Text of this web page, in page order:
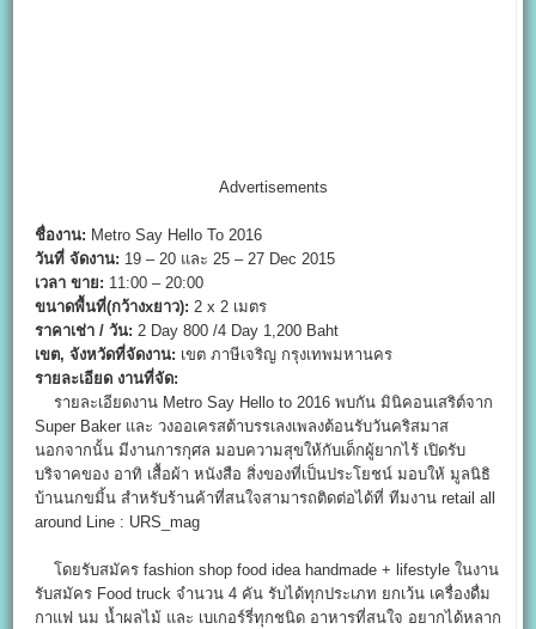
Advertisements
ชื่องาน: Metro Say Hello To 2016
วันที่ จัดงาน: 19 – 20 และ 25 – 27 Dec 2015
เวลา ขาย: 11:00 – 20:00
ขนาดพื้นที่(กว้างxยาว): 2 x 2 เมตร
ราคาเช่า / วัน: 2 Day 800 /4 Day 1,200 Baht
เขต, จังหวัดที่จัดงาน: เขต ภาษีเจริญ กรุงเทพมหานคร
รายละเอียด งานที่จัด:
รายละเอียดงาน Metro Say Hello to 2016 พบกัน มินิคอนเสริต์จาก
Super Baker และ วงออเครสต้าบรรเลงเพลงต้อนรับวันคริสมาส
นอกจากนั้น มีงานการกุศล มอบความสุขให้กับเด็กผู้ยากไร้ เปิดรับ
บริจาคของ อาทิ เสื้อผ้า หนังสือ สิ่งของที่เป็นประโยชน์ มอบให้ มูลนิธิ
บ้านนกขมิ้น สำหรับร้านค้าที่สนใจสามารถติดต่อได้ที่ ทีมงาน retail all
around Line : URS_mag
โดยรับสมัคร fashion shop food idea handmade + lifestyle ในงาน
รับสมัคร Food truck จำนวน 4 คัน รับได้ทุกประเภท ยกเว้น เครื่องดื่ม
กาแฟ นม น้ำผลไม้ และ เบเกอร์รี่ทุกชนิด อาหารที่สนใจ อยากได้หลาก